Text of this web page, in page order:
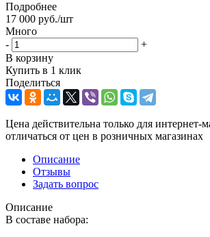
Подробнее
17 000 руб./шт
Много
-
+
В корзину
Купить в 1 клик
Поделиться
Цена действительна только для интернет-
отличаться от цен в розничных магазинах
Описание
Отзывы
Задать вопрос
Описание
В составе набора: